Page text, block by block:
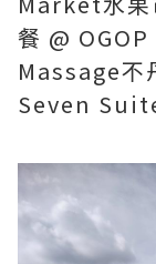
餐 @
Massage不
Seven